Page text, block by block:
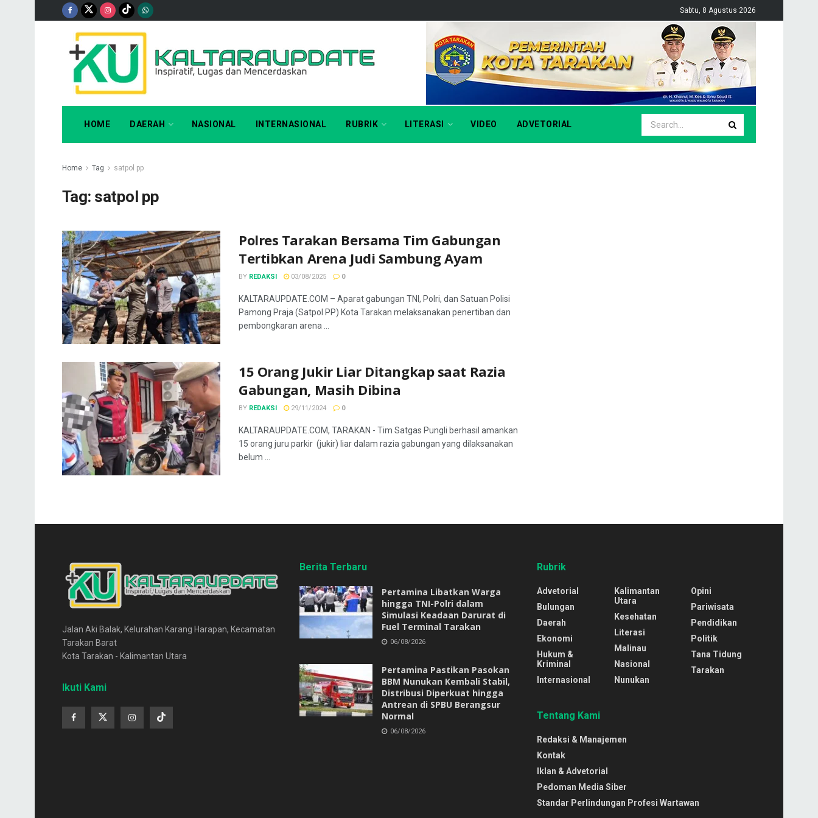
Sabtu, 8 Agustus 2026
HOME DAERAH NASIONAL INTERNASIONAL RUBRIK LITERASI VIDEO ADVETORIAL
Home Tag satpol pp
Tag: satpol pp
Polres Tarakan Bersama Tim Gabungan
Tertibkan Arena Judi Sambung Ayam
BY REDAKSI 03/08/2025 0
KALTARAUPDATE.COM – Aparat gabungan TNI, Polri, dan Satuan Polisi
Pamong Praja (Satpol PP) Kota Tarakan melaksanakan penertiban dan
pembongkaran arena ...
15 Orang Jukir Liar Ditangkap saat Razia
Gabungan, Masih Dibina
BY REDAKSI 29/11/2024 0
KALTARAUPDATE.COM, TARAKAN - Tim Satgas Pungli berhasil amankan
15 orang juru parkir (jukir) liar dalam razia gabungan yang dilaksanakan
belum ...
Jalan Aki Balak, Kelurahan Karang Harapan, Kecamatan
Tarakan Barat
Kota Tarakan - Kalimantan Utara
Ikuti Kami
Berita Terbaru
Pertamina Libatkan Warga
hingga TNI-Polri dalam
Simulasi Keadaan Darurat di
Fuel Terminal Tarakan
06/08/2026
Pertamina Pastikan Pasokan
BBM Nunukan Kembali Stabil,
Distribusi Diperkuat hingga
Antrean di SPBU Berangsur
Normal
06/08/2026
Rubrik
Advetorial
Bulungan
Daerah
Ekonomi
Hukum &
Kriminal
Internasional
Kalimantan
Utara
Kesehatan
Literasi
Malinau
Nasional
Nunukan
Opini
Pariwisata
Pendidikan
Politik
Tana Tidung
Tarakan
Tentang Kami
Redaksi & Manajemen
Kontak
Iklan & Advetorial
Pedoman Media Siber
Standar Perlindungan Profesi Wartawan